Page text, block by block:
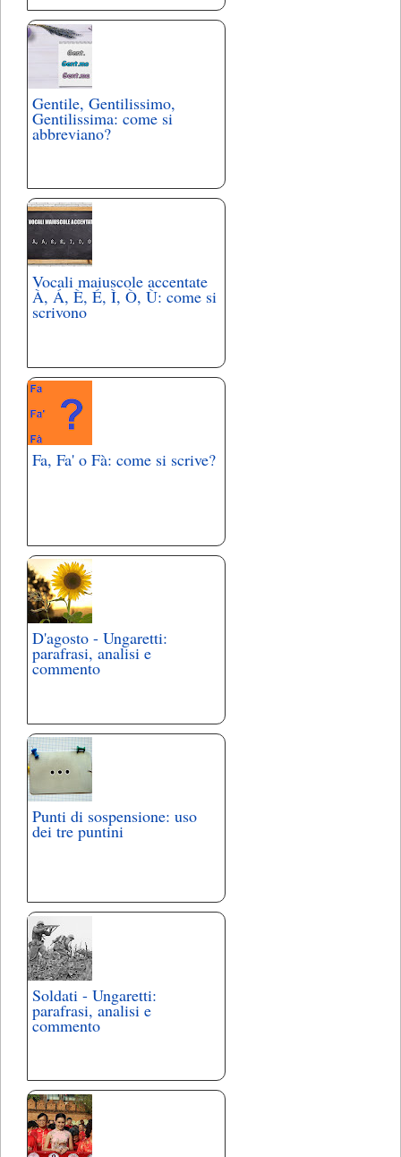
Gentile, Gentilissimo,
Gentilissima: come si
abbreviano?
Vocali maiuscole accentate
À, Á, È, É, Ì, Ò, Ù: come si
scrivono
Fa, Fa' o Fà: come si scrive?
D'agosto - Ungaretti:
parafrasi, analisi e
commento
Punti di sospensione: uso
dei tre puntini
Soldati - Ungaretti:
parafrasi, analisi e
commento